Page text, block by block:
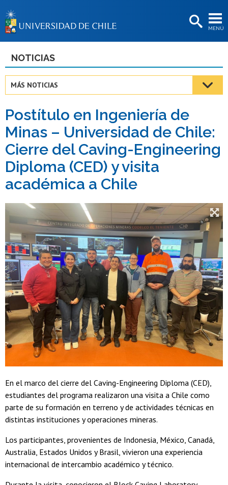
MENÚ
BIBLIOTECAS
Estudiantes
Académicas/os
Funcionarias/os
Egresadas/os
NOTICIAS
MÁS NOTICIAS
Postítulo en Ingeniería de
Minas – Universidad de Chile:
Cierre del Caving-Engineering
Diploma (CED) y visita
académica a Chile
En el marco del cierre del Caving-Engineering Diploma (CED),
estudiantes del programa realizaron una visita a Chile como
parte de su formación en terreno y de actividades técnicas en
distintas instituciones y operaciones mineras.
Los participantes, provenientes de Indonesia, México, Canadá,
Australia, Estados Unidos y Brasil, vivieron una experiencia
internacional de intercambio académico y técnico.